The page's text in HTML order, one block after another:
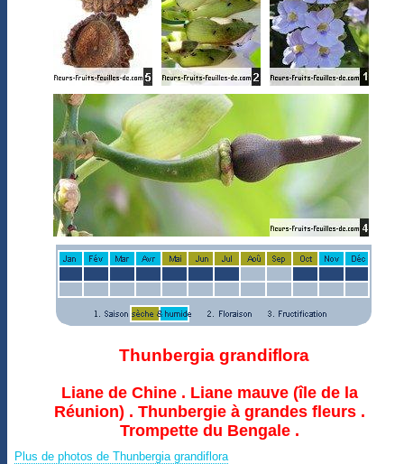
Thunbergia grandiflora
Liane de Chine . Liane mauve (île de la
Réunion) . Thunbergie à grandes fleurs .
Trompette du Bengale .
Plus de photos de Thunbergia grandiflora